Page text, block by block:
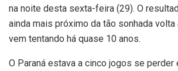
na noite desta sexta-feira (29). O
ainda mais próximo da tão sonhada volta
vem tentando há quase 10 anos.
O Paraná estava a cinco jogos se perder